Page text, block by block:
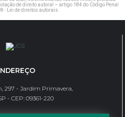
de direito autoral – artigo 184 do Código Penal
- Lei de direitos autorais.
297 - Jardim Primavera,
- CEP: 09361-220